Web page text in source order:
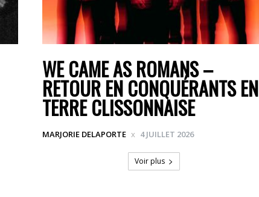
WE CAME AS ROMANS –
RETOUR EN CONQUÉRANTS EN
TERRE CLISSONNAISE
MARJORIE DELAPORTE 4 JUILLET 2026
Voir plus